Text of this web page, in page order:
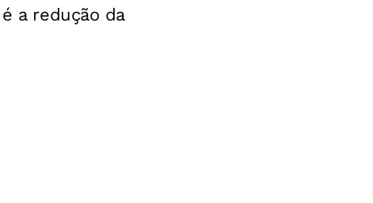
a redução da